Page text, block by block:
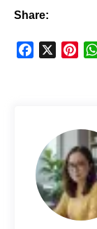
Share:
k
e
s
t